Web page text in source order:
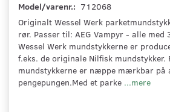
Model/varenr.: 712068
Originalt Wessel Werk
rør. Passer til: AEG Vampyr - alle med
Wessel Werk mundstykkerne er
f.eks. de originale Nilfisk mundstykker.
mundstykkerne er næppe mærkbar på
pengepungen.Med et parke ...mere